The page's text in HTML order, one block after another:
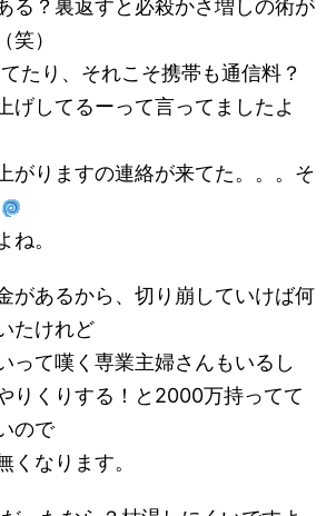
る？裏返すと必殺かさ増しの術が
笑）
たり、それこそ携帯も通信料？
げしてるーって言ってましたよ
がりますの連絡が来てた。。。そ
ね。
があるから、切り崩していけば何
たけれど
って嘆く専業主婦さんもいるし
りくりする！と2000万持ってて
ので
くなります。